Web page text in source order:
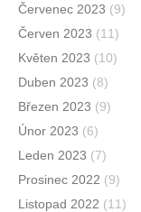
Červenec 2023 (9)
Červen 2023 (11)
Květen 2023 (10)
Duben 2023 (8)
Březen 2023 (9)
Únor 2023 (6)
Leden 2023 (7)
Prosinec 2022 (9)
Listopad 2022 (11)